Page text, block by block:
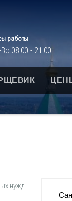
работы
08:00 - 21:00
нужд